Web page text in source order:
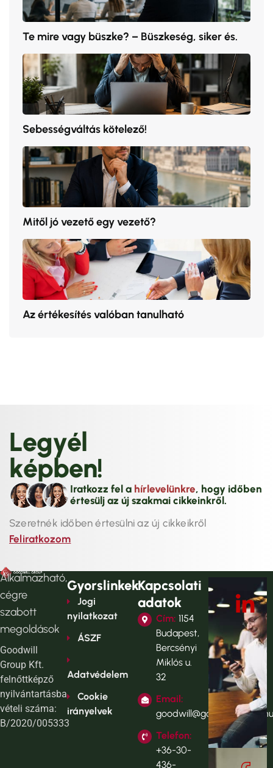
Te mire vagy büszke? – Büszkeség, siker és.
Sebességváltás kötelező!
Mitől jó vezető egy vezető?
Az értékesítés valóban tanulható
Legyél
képben!
Iratkozz fel a hírlevelünkre, hogy időben
értesülj az új szakmai cikkeinkről.
Szeretnék időben értesülni az új cikkeikről
Feliratkozom
Alkalmazható,
cégre
szabott
megoldások
Goodwill
Group Kft.
felnőttképző
nyilvántartásba
vételi száma:
B/2020/005333
Gyorslinkek
Jogi
nyilatkozat
ÁSZF
Adatvédelem
Cookie
irányelvek
Kapcsolati
adatok
Cím: 1154
Budapest,
Bercsényi
Miklós u.
32
Email:
Telefon:
+36-30-
436-